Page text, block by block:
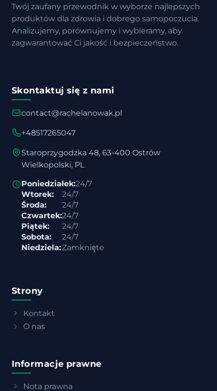
Twój zaufany przewodnik w wyborze najlepszych
produktów dla zdrowia i dobrego samopoczucia.
Analizujemy, porównujemy i wybieramy, aby
zagwarantować Ci jakość i bezpieczeństwo.
Skontaktuj się z nami
contact@rachelanowak.pl
+48517265047
Staroprzygodzka 48, 63-400 Ostrów
Wielkopolski, PL
Poniedziałek:24/7
Wtorek:
24/7
Środa:
24/7
Czwartek:24/7
Piątek:
24/7
Sobota:
24/7
Niedziela:Zamknięte
Strony
Kontakt
O nas
Informacje prawne
Nota prawna